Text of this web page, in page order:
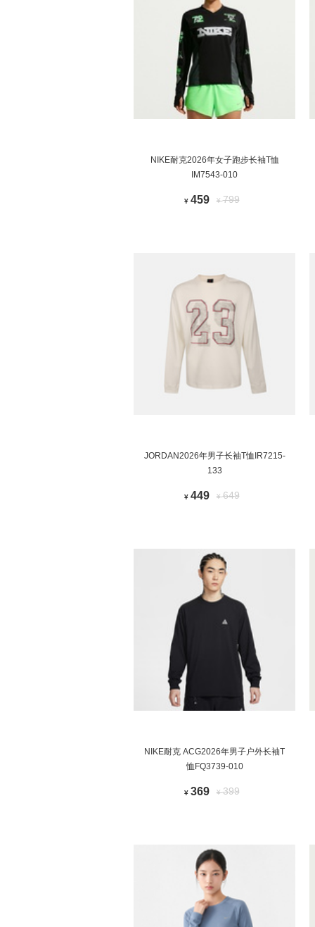
NIKE耐克2026年女子跑步长袖T恤
IM7543-010
¥ 459 ¥799
JORDAN2026年男子长袖T恤IR7215-
133
¥ 449 ¥649
NIKE耐克 ACG2026年男子户外长袖T
恤FQ3739-010
¥ 369 ¥399